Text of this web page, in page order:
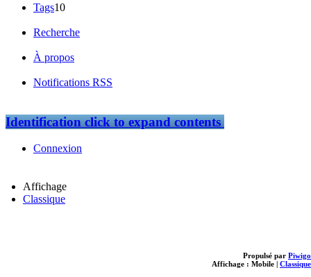
Propulsé par Piwigo
Affichage : Mobile | Classique
Tags10
Recherche
À propos
Notifications RSS
Identificationclick to expand contents
Connexion
Affichage
Classique